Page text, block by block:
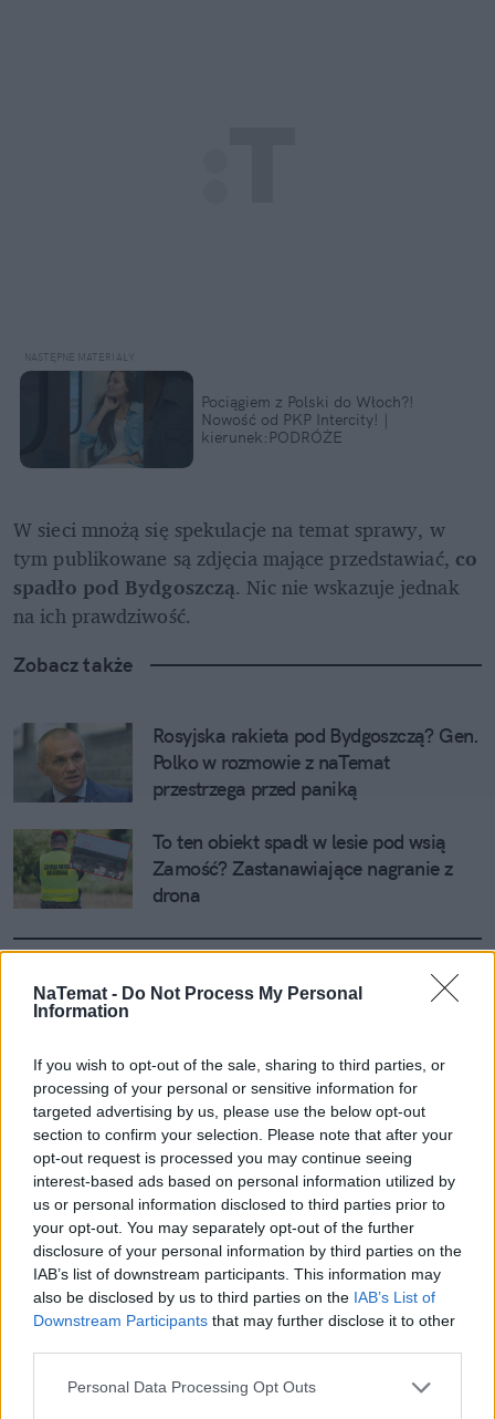
NaTemat - Do Not Process My Personal
Information
If you wish to opt-out of the sale, sharing to third parties, or
processing of your personal or sensitive information for
targeted advertising by us, please use the below opt-out
section to confirm your selection. Please note that after your
opt-out request is processed you may continue seeing
interest-based ads based on personal information utilized by
us or personal information disclosed to third parties prior to
your opt-out. You may separately opt-out of the further
disclosure of your personal information by third parties on the
IAB’s list of downstream participants. This information may
also be disclosed by us to third parties on the IAB’s List of
Downstream Participants that may further disclose it to other
Personal Data Processing Opt Outs
Pociągiem z Polski do Włoch?!
Nowość od PKP Intercity! |
kierunek:PODRÓŻE
W sieci mnożą się spekulacje na temat sprawy, w
tym publikowane są zdjęcia mające przedstawiać, co
spadło pod Bydgoszczą. Nic nie wskazuje jednak
na ich prawdziwość.
Zobacz także
Rosyjska rakieta pod Bydgoszczą? Gen.
Polko w rozmowie z naTemat
przestrzega przed paniką
To ten obiekt spadł w lesie pod wsią
Zamość? Zastanawiające nagranie z
drona
Nie przegap żadnej ważnej wiadomości i
obserwuj nas w Google News!
Więcej:
Rosja Wojna i konflikty Wojsko Bydgoszcz
Prokuratura Wojna w Ukrainie Polska armia
Czytaj więcej